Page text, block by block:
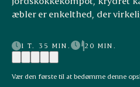
æbler er enkelthed, der
1 T. 35 MIN. 20 MIN.
Vær den første til at bedømme denne